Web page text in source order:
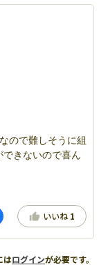
ので難しそうに組
きないので喜ん
いいね 1
はログインが必要です。